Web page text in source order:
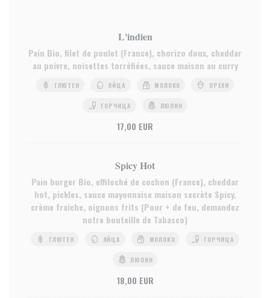
L'indien
Pain Bio, filet de poulet (France), chorizo doux, cheddar
au poivre, noisettes torréfiées, sauce maison au curry
ГЛЮТЕН ЯЙЦА МОЛОКО ОРЕХИ
ГОРЧИЦА ЛЮПИН
17,00 EUR
Spicy Hot
Pain burger Bio, effiloché de cochon (France), cheddar
hot, pickles, sauce mayonnaise maison secrète Spicy,
crème fraiche, oignons frits (Pour + de feu, demandez
notre bouteille de Tabasco)
ГЛЮТЕН ЯЙЦА МОЛОКО ГОРЧИЦА
ЛЮПИН
18,00 EUR